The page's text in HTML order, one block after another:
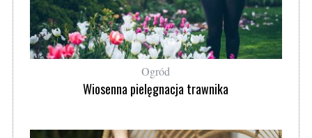
Ogród
Wiosenna pielęgnacja trawnika